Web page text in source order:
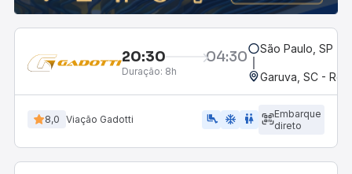
20:30 04:30
Duração: 8h
São Paulo, SP -
Garuva, SC -
8,0 Viação Gadotti airline_seat_legroom_extra ac_unit wc
Embarque
direto